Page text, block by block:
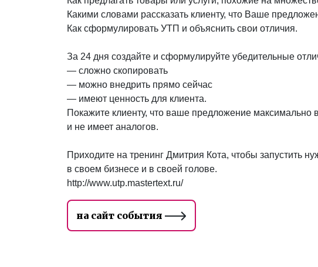
Какими словами рассказать клиенту, что Ваше
Как сформулировать УТП и объяснить свои отличия.
За 24 дня создайте и сформулируйте убедительные
— сложно скопировать
— можно внедрить прямо сейчас
— имеют ценность для клиента.
Покажите клиенту, что ваше предложение максимально
и не имеет аналогов.
Приходите на тренинг Дмитрия Кота, чтобы запустить
в своем бизнесе и в своей голове.
http://www.utp.mastertext.ru/
на сайт события